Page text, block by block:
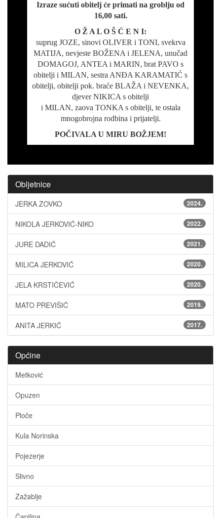
Izraze sućuti obitelj će primati na groblju od
16,00 sati.
O Ž A L O Š Ć E N I:
suprug JOZE, sinovi OLIVER i TONI, svekrva
MATIJA, nevjeste BOŽENA i JELENA, unučad
DOMAGOJ, ANTEA i MARIN, brat PAVO s
obitelji i MILAN, sestra ANĐA KARAMATIĆ s
obitelji, obitelji pok. braće BLAŽA i NEVENKA,
djever NIKICA s obitelji
i MILAN, zaova TONKA s obitelji, te ostala
mnogobrojna rodbina i prijatelji.
POČIVALA U MIRU BOŽJEM!
Obljetnice
JERKA ZOVKO 2024.
NIKOLA JERKOVIĆ-NIKO 2022.
JURE DADIĆ 2021.
MILICA JERKOVIĆ 2020.
JELA KRSTIČEVIĆ 2020.
MATO PREVIŠIĆ 2019.
ANITA JERKIĆ 2017.
Općine
Metković
Opuzen
Ploče
Kula Norinska
Pojezerje
Slivno
Zažablje